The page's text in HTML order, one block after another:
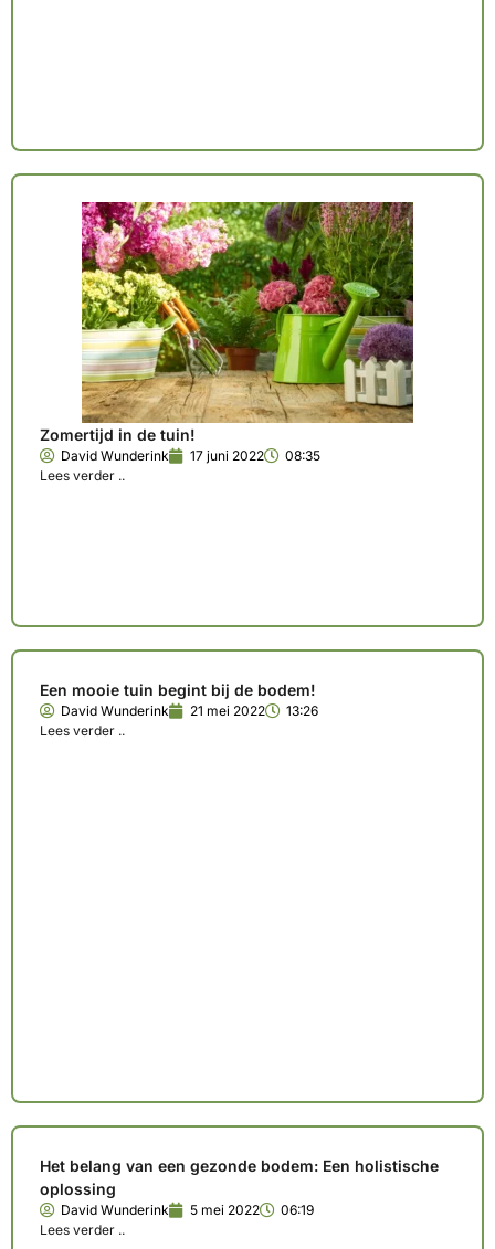
Zomertijd in de tuin!
David Wunderink 17 juni 2022
08:35
Lees verder ..
Een mooie tuin begint bij de bodem!
David Wunderink 21 mei 2022
13:26
Lees verder ..
Het belang van een gezonde bodem: Een holistische
oplossing
David Wunderink 5 mei 2022
06:19
Lees verder ..